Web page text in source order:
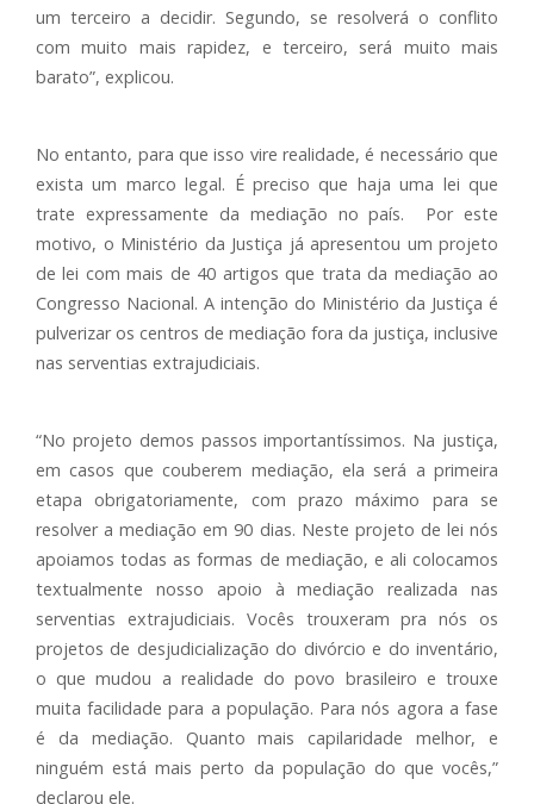
um terceiro a decidir. Segundo, se resolverá o conflito
com muito mais rapidez, e terceiro, será muito mais
barato”, explicou.
No entanto, para que isso vire realidade, é necessário que
exista um marco legal. É preciso que haja uma lei que
trate expressamente da mediação no país. Por este
motivo, o Ministério da Justiça já apresentou um projeto
de lei com mais de 40 artigos que trata da mediação ao
Congresso Nacional. A intenção do Ministério da Justiça é
pulverizar os centros de mediação fora da justiça, inclusive
nas serventias extrajudiciais.
“No projeto demos passos importantíssimos. Na justiça,
em casos que couberem mediação, ela será a primeira
etapa obrigatoriamente, com prazo máximo para se
resolver a mediação em 90 dias. Neste projeto de lei nós
apoiamos todas as formas de mediação, e ali colocamos
textualmente nosso apoio à mediação realizada nas
serventias extrajudiciais. Vocês trouxeram pra nós os
projetos de desjudicialização do divórcio e do inventário,
o que mudou a realidade do povo brasileiro e trouxe
muita facilidade para a população. Para nós agora a fase
é da mediação. Quanto mais capilaridade melhor, e
ninguém está mais perto da população do que vocês,”
declarou ele.